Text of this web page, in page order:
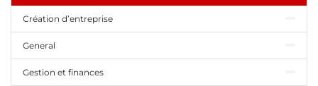
Création d’entreprise
General
Gestion et finances